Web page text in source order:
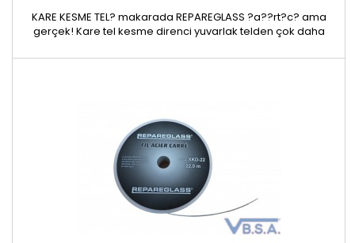
KARE KESME TEL? makarada REPAREGLASS ?a??rt?c? ama
gerçek! Kare tel kesme direnci yuvarlak telden çok daha
length: 44m, plasti makarada.- 100 x 22 mm - 110 g